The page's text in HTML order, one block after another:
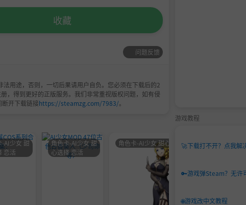
收藏
问题反馈
用途，否则，一切后果请用户自负。您必须在下载后的2
，得到更好的正版服务。我们非常重视版权问题，如有侵
开下载链接https://steamzg.com/7983/。
-AI少女 甜
恋活
角色卡-AI少女 甜
心选择 恋活
角色卡-AI少女 甜心选择 恋活
男主
游戏教程
🚀下载打不开？点我解
🔑游戏弹Steam？无许
🌐游戏改中文教程